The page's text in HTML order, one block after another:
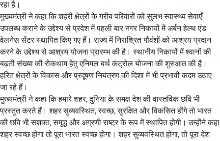
रहा है।
मुख्यमंत्री ने कहा कि शहरी क्षेत्रों के गरीब परिवारों को सुलभ स्वास्थ्य सेवाएँ
उपलब्ध कराने के उद्देश्य से प्रदेश में पहली बार नगर निकायों में अर्बन हेल्थ एंड
वेलनेस सेंटर स्थापित किए गए हैं। राज्य में निराश्रित गौवंशों को आश्रय प्रदान
करने के उद्देश्य से आश्रय योजना प्रारम्भ की है। स्थानीय निकायों में श्वानों की
बढ़ती संख्या की रोकथाम हेतु एनिमल बर्थ कंट्रोल योजना की शुरुआत की है।
हरित क्षेत्रों के विकास और प्रदूषण नियंत्रण की दिशा में भी प्रभावी कदम उठाए
जा रहे हैं।
मुख्यमंत्री ने कहा कि हमारे शहर, दुनिया के समक्ष देश की वास्तविक छवि भी
प्रस्तुत करते हैं। शहर सुव्यवस्थित, स्वच्छ, सुरक्षित और विकसित होंगे तो भारत
की छवि भी सशक्त, समृद्ध और अग्रणी राष्ट्र के रूप में स्थापित होगी। उन्होंने कहा
शहर स्वच्छ होगा तो पूरा भारत स्वच्छ होगा। शहर सुव्यवस्थित होगा, तो पूरा देश